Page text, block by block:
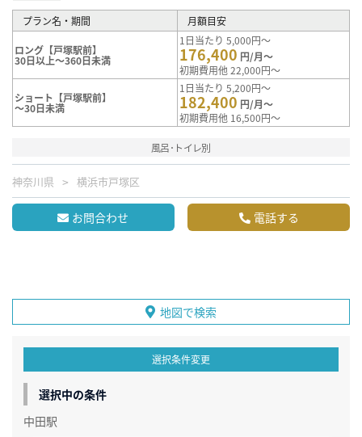
プラン名・期間 月額目安
ロング【戸塚駅前】
30日以上～360日未満
1日当たり 5,000円～
176,400 円/月～
初期費用他 22,000円～
ショート【戸塚駅前】
～30日未満
1日当たり 5,200円～
182,400 円/月～
初期費用他 16,500円～
風呂･トイレ別
神奈川県 横浜市戸塚区
お問合わせ 電話する
地図で検索
選択条件変更
選択中の条件
中田駅